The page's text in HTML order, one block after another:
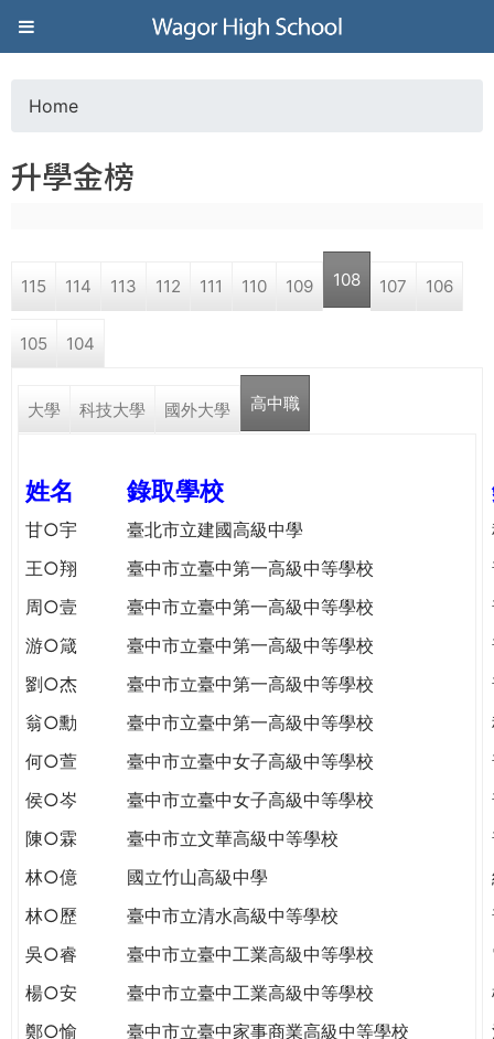
Jump to navigation
葳
格
高
學
格。
民。
TODAY
THE
WORLD
o
a
r
e
e
r
e
Home
升學金榜
115 114 113 112 111 110 109 108 107 106
105 104
大學 科技大學 國外大學 高中職
姓名 錄取學校
甘○宇 臺北市立建國高級中學
王○翔
臺中市立臺中第一高級中等學校
周○壹
臺中市立臺中第一高級中等學校
游○箴
臺中市立臺中第一高級中等學校
劉○杰
臺中市立臺中第一高級中等學校
翁○勳
臺中市立臺中第一高級中等學校
何○萱
臺中市立臺中女子高級中等學校
侯○岑
臺中市立臺中女子高級中等學校
陳○霖
臺中市立文華高級中等學校
林○億
國立竹山高級中學
林○歷
臺中市立清水高級中等學校
吳○睿
臺中市立臺中工業高級中等學校
楊○安
臺中市立臺中工業高級中等學校
鄭○愉
臺中市立臺中家事商業高級中等學校